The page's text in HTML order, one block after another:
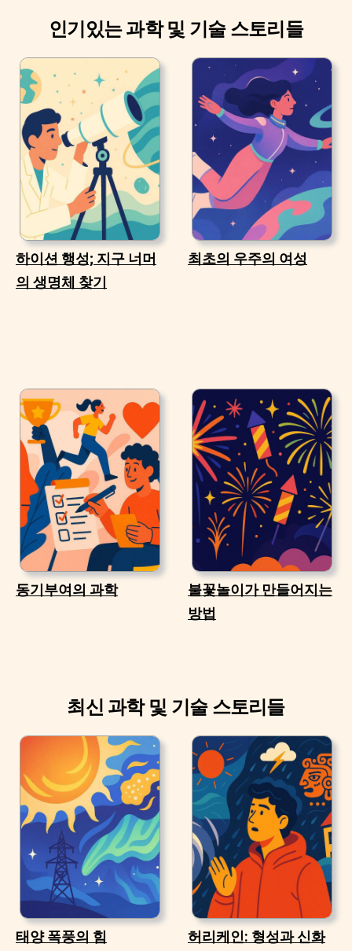
그는 왕자가 될 것이다.
인기있는 과학 및 기술 스토리들
하이션 행성; 지구 너머
의 생명체 찾기
최초의 우주의 여성
동기부여의 과학
불꽃놀이가 만들어지는
방법
최신 과학 및 기술 스토리들
태양 폭풍의 힘 허리케인: 형성과 신화